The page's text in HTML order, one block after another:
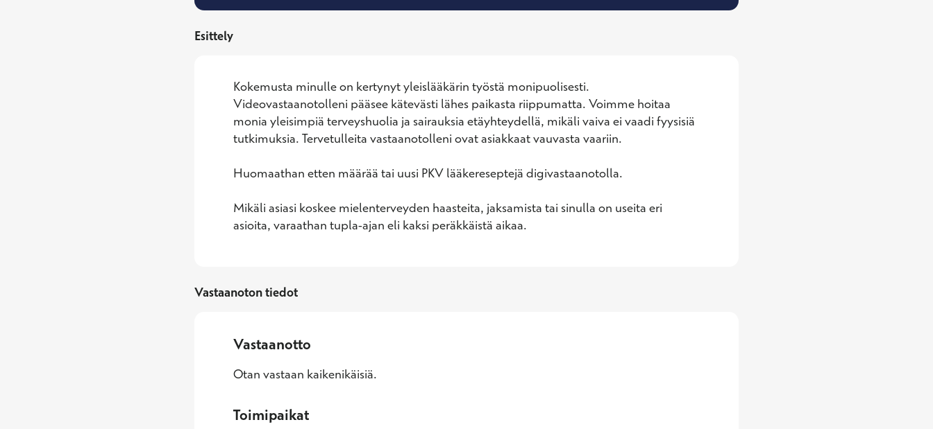
Esittely
Kokemusta minulle on kertynyt yleislääkärin työstä monipuolisesti.
Videovastaanotolleni pääsee kätevästi lähes paikasta riippumatta. Voimme hoitaa
monia yleisimpiä terveyshuolia ja sairauksia etäyhteydellä, mikäli vaiva ei vaadi fyysisiä
tutkimuksia. Tervetulleita vastaanotolleni ovat asiakkaat vauvasta vaariin.
Huomaathan etten määrää tai uusi PKV lääkereseptejä digivastaanotolla.
Mikäli asiasi koskee mielenterveyden haasteita, jaksamista tai sinulla on useita eri
asioita, varaathan tupla-ajan eli kaksi peräkkäistä aikaa.
Vastaanoton tiedot
Vastaanotto
Otan vastaan kaikenikäisiä.
Toimipaikat